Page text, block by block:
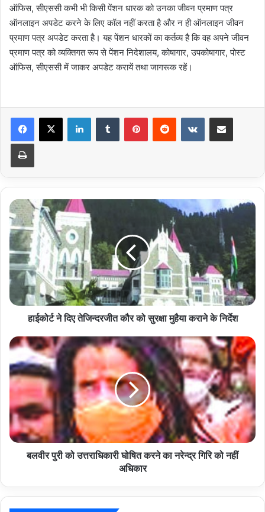
ऑफिस, सीएससी कभी भी किसी पेंशन धारक को उनका जीवन प्रमाण पत्र
ऑनलाइन अपडेट करने के लिए कॉल नहीं करता है और न ही ऑनलाइन जीवन
प्रमाण पत्र अपडेट करता है। यह पेंशन धारकों का कर्तव्य है कि वह अपने जीवन
प्रमाण पत्र को व्यक्तिगत रूप से पेंशन निदेशालय, कोषागार, उपकोषागार, पोस्ट
ऑफिस, सीएससी में जाकर अपडेट करायें तथा जागरूक रहें।
LinkedInTumblr PinterestReddit VKontakteShare via Email
Print
हाईकोर्ट
ने
दिए
तेजिन्दरजीत
कौर
को
सुरक्षा
कराने
हाईकोर्ट ने दिए तेजिन्दरजीत कौर को सुरक्षा मुहैया कराने के निर्देश
बलवीर
को
उत्तराधिकारी
घोषित
करने
का
नरेन्द्र
गिरि
बलवीर पुरी को उत्तराधिकारी घोषित करने का नरेन्द्र गिरि को नहीं
अधिकार